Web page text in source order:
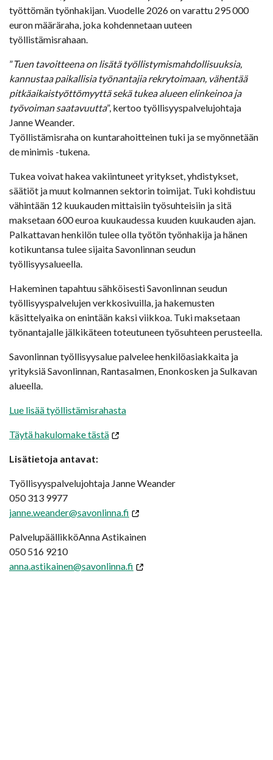
työttömän työnhakijan. Vuodelle 2026 on varattu 295 000
euron määräraha, joka kohdennetaan uuteen
työllistämisrahaan.
”Tuen tavoitteena on lisätä työllistymismahdollisuuksia,
kannustaa paikallisia työnantajia rekrytoimaan, vähentää
pitkäaikaistyöttömyyttä sekä tukea alueen elinkeinoa ja
työvoiman saatavuutta”, kertoo työllisyyspalvelujohtaja
Janne Weander.
Työllistämisraha on kuntarahoitteinen tuki ja se myönnetään
de minimis -tukena.
Tukea voivat hakea vakiintuneet yritykset, yhdistykset,
säätiöt ja muut kolmannen sektorin toimijat. Tuki kohdistuu
vähintään 12 kuukauden mittaisiin työsuhteisiin ja sitä
maksetaan 600 euroa kuukaudessa kuuden kuukauden ajan.
Palkattavan henkilön tulee olla työtön työnhakija ja hänen
kotikuntansa tulee sijaita Savonlinnan seudun
työllisyysalueella.
Hakeminen tapahtuu sähköisesti Savonlinnan seudun
työllisyyspalvelujen verkkosivuilla, ja hakemusten
käsittelyaika on enintään kaksi viikkoa. Tuki maksetaan
työnantajalle jälkikäteen toteutuneen työsuhteen perusteella.
Savonlinnan työllisyysalue palvelee henkilöasiakkaita ja
yrityksiä Savonlinnan, Rantasalmen, Enonkosken ja Sulkavan
alueella.
Lue lisää työllistämisrahasta
Täytä hakulomake tästä
Lisätietoja antavat:
Työllisyyspalvelujohtaja Janne Weander
050 313 9977
janne.weander@savonlinna.fi
PalvelupäällikköAnna Astikainen
050 516 9210
anna.astikainen@savonlinna.fi